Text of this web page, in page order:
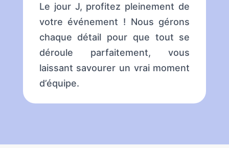
Le jour J, profitez pleinement de
votre événement ! Nous gérons
chaque détail pour que tout se
déroule parfaitement, vous
laissant savourer un vrai moment
d’équipe.